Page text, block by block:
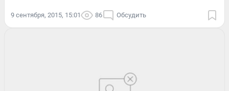
9 сентября, 2015, 15:01 86 Обсудить